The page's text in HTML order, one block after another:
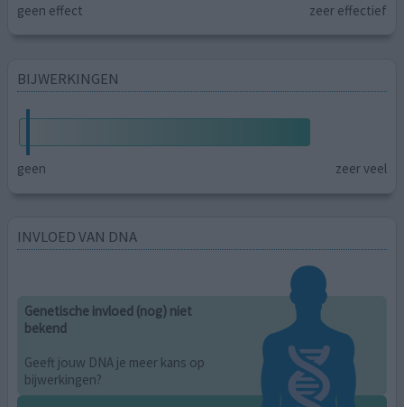
geen effect zeer effectief
BIJWERKINGEN
geen zeer veel
INVLOED VAN DNA
Genetische invloed (nog) niet
bekend
Geeft jouw DNA je meer kans op
bijwerkingen?